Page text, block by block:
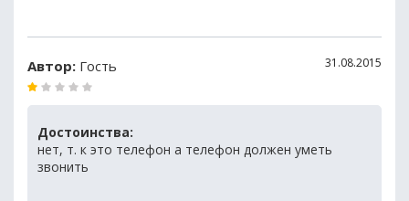
Автор: Гость 31.08.2015
Достоинства:
нет, т. к это телефон а телефон должен уметь
звонить